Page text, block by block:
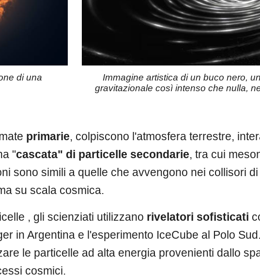
di una
Immagine artistica di un buco nero,
gravitazionale così intenso che nulla,
primarie, colpiscono l'atmosfera terrestre,
"cascata" di particelle secondarie, tra cui
sono simili a quelle che avvengono nei collisori
su scala cosmica.
, gli scienziati utilizzano rivelatori sofisticati
in Argentina e l'esperimento IceCube al Polo
le particelle ad alta energia provenienti dallo
cosmici.